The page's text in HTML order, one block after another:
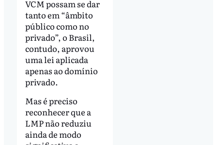
VCM possam se dar
tanto em “âmbito
público como no
privado”, o Brasil,
contudo, aprovou
uma lei aplicada
apenas ao domínio
privado.
Mas é preciso
reconhecer que a
LMP não reduziu
ainda de modo